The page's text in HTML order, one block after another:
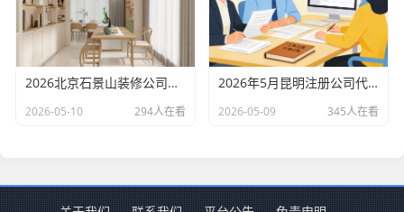
2026北京石景山装修公司口碑排行：老房改造二手房翻新优选评测
2026-05-10 294人在看
2026年5月昆明注册公司代办机构口碑排行，十大财税代理记账机构优选指南
2026-05-09 345人在看